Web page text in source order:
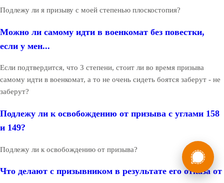
Подлежу ли я призыву с моей степенью плоскостопия?
Можно ли самому идти в военкомат без повестки,
если у мен...
Если подтвердится, что 3 степени, стоит ли во время призыва
самому идти в военкомат, а то не очень сидеть боятся заберут - не
заберут?
Подлежу ли к освобождению от призыва с углами 158
и 149?
Подлежу ли к освобождению от призыва?
Что делают с призывником в результате его отказа от
консультация